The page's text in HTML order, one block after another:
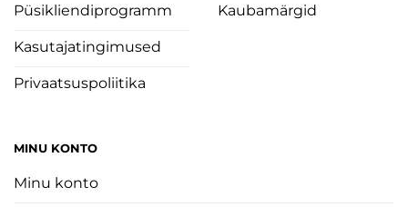
Püsikliendiprogramm
Kasutajatingimused
Privaatsuspoliitika
Kaubamärgid
MINU KONTO
Minu konto